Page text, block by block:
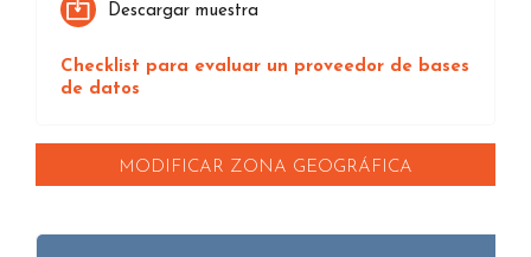
Descargar muestra
Checklist para evaluar un proveedor de bases
de datos
MODIFICAR ZONA GEOGRÁFICA